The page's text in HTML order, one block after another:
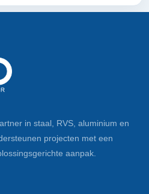
in staal, RVS, aluminium en
projecten met een
aanpak.